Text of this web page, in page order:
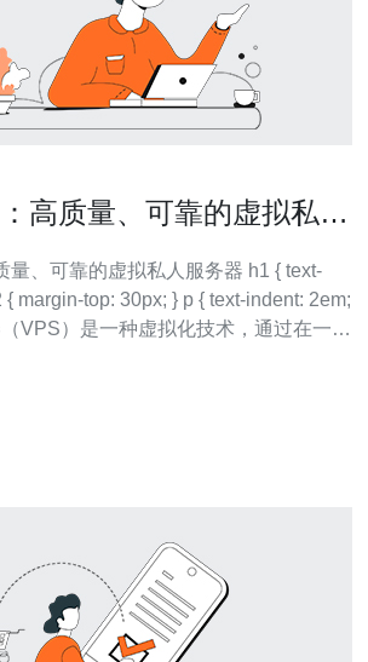
高质量、可靠的虚拟私人
可靠的虚拟私人服务器 h1 { text-